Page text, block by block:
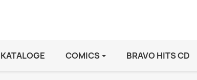
KATALOGE COMICS BRAVO HITS CD